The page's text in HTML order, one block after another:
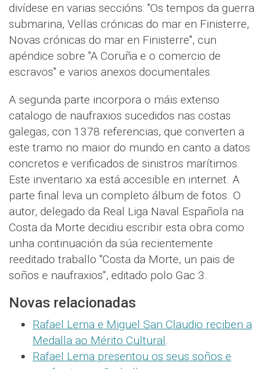
divídese en varias seccións: "Os tempos da guerra
submarina, Vellas crónicas do mar en Finisterre,
Novas crónicas do mar en Finisterre", cun
apéndice sobre "A Coruña e o comercio de
escravos" e varios anexos documentales.
A segunda parte incorpora o máis extenso
catalogo de naufraxios sucedidos nas costas
galegas, con 1378 referencias, que converten a
este tramo no maior do mundo en canto a datos
concretos e verificados de sinistros marítimos.
Este inventario xa está accesible en internet. A
parte final leva un completo álbum de fotos. O
autor, delegado da Real Liga Naval Española na
Costa da Morte decidiu escribir esta obra como
unha continuación da súa recientemente
reeditado traballo "Costa da Morte, un pais de
soños e naufraxios", editado polo Gac 3.
Novas relacionadas
Rafael Lema e Miguel San Claudio reciben a
Medalla ao Mérito Cultural.
Rafael Lema presentou os seus soños e